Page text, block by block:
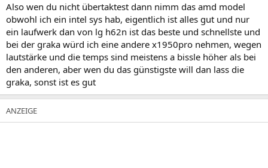
Also wen du nicht übertaktest dann nimm das amd model
obwohl ich ein intel sys hab, eigentlich ist alles gut und nur
ein laufwerk dan von lg h62n ist das beste und schnellste und
bei der graka würd ich eine andere x1950pro nehmen, wegen
lautstärke und die temps sind meistens a bissle höher als bei
den anderen, aber wen du das günstigste will dan lass die
graka, sonst ist es gut